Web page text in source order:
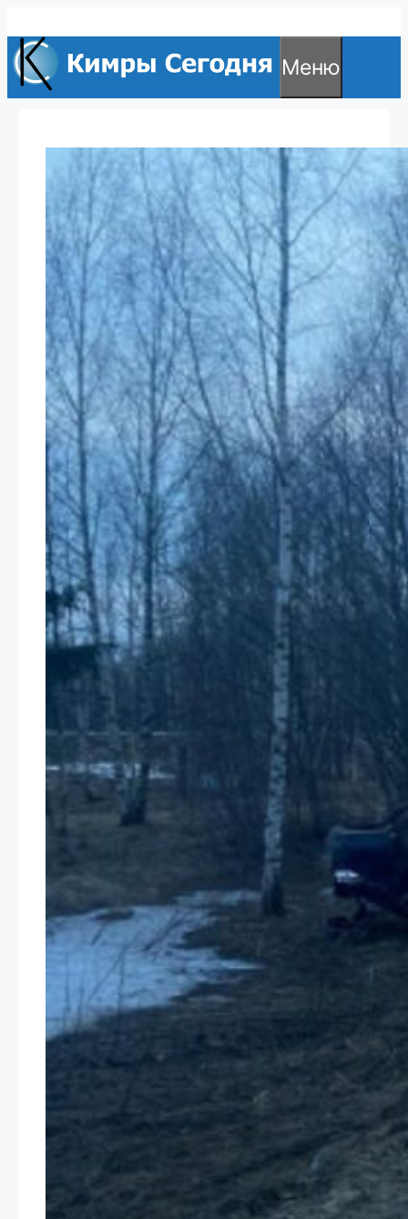
к
содержимому
Меню